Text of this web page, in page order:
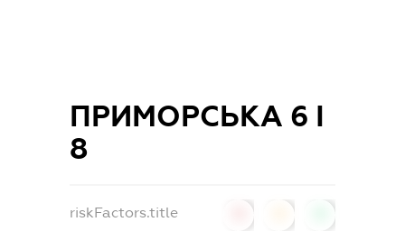
ПРИМОРСЬКА 6 І
8
riskFactors.title